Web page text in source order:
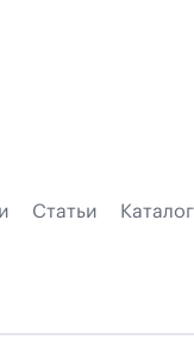
Статьи